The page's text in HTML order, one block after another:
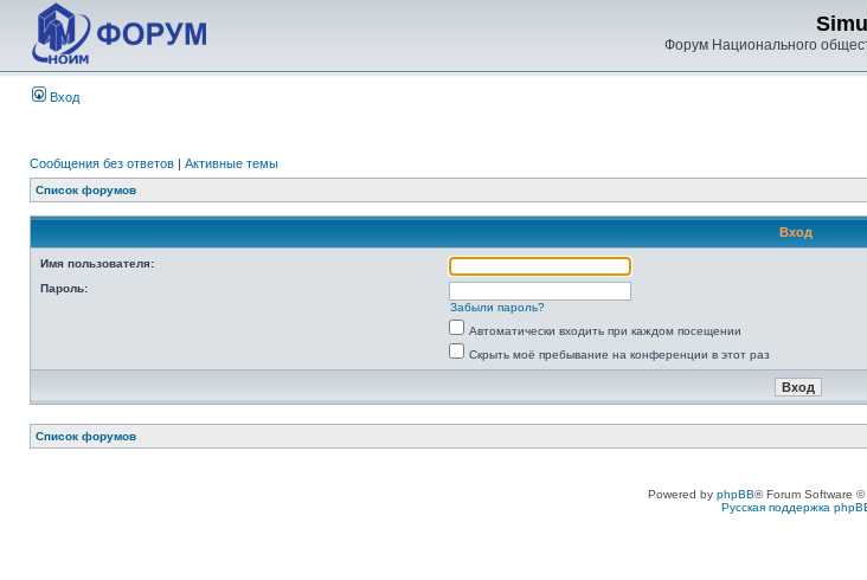
Форум Национального
Вход
Сообщения без ответов | Активные темы
Список форумов
Вход
Имя пользователя:
Пароль:
Забыли пароль?
Автоматически входить при каждом посещении
Скрыть моё пребывание на конференции в этот раз
Список форумов
Powered by phpBB® Forum Software
Русская поддержка